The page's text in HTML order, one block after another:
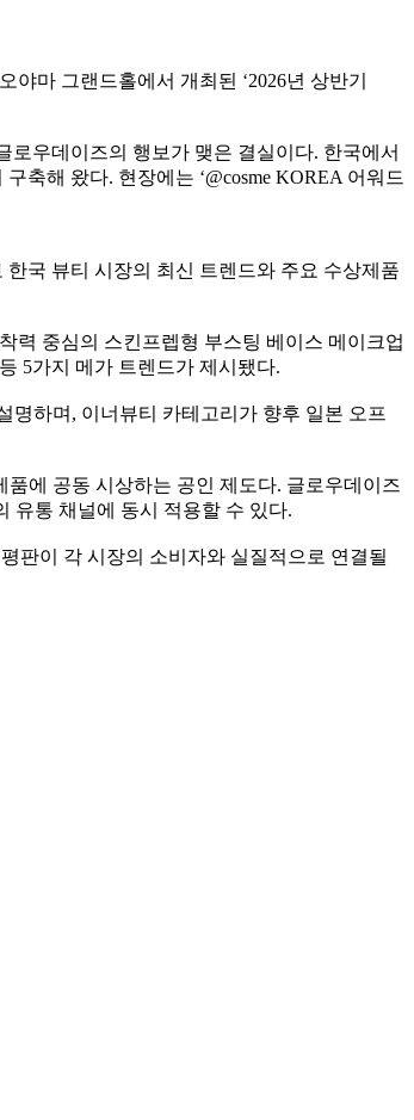
마 그랜드홀에서 개최된 ‘2026년 상반기
우데이즈의 행보가 맺은 결실이다. 한국에서
축해 왔다. 현장에는 ‘@cosme KOREA 어워드
국 뷰티 시장의 최신 트렌드와 주요 수상제품
력 중심의 스킨프렙형 부스팅 베이스 메이크업
5가지 메가 트렌드가 제시됐다.
명하며, 이너뷰티 카테고리가 향후 일본 오프
품에 공동 시상하는 공인 제도다. 글로우데이즈
유통 채널에 동시 적용할 수 있다.
판이 각 시장의 소비자와 실질적으로 연결될